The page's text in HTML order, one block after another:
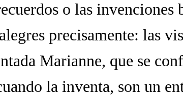
o las invenciones
precisamente: las
Marianne, que se
la inventa, son un